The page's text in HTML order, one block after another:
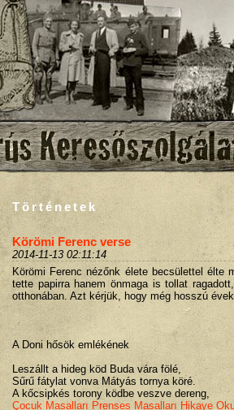
Történetek
Körömi Ferenc verse
2014-11-13 02:11:14
Körömi Ferenc nézőnk élete becsülettel élte
tette papirra hanem önmaga is tollat
otthonában. Azt kérjük, hogy még hosszú
A Doni hősök emlékének
Leszállt a hideg köd Buda vára fölé,
Sűrű fátylat vonva Mátyás tornya köré.
A kőcsipkés torony ködbe veszve dereng,
Çocuk Masalları Prenses Masalları Hikaye